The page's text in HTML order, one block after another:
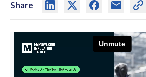
Share